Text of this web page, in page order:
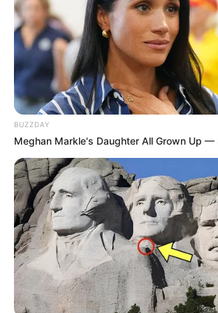
1. Chinelo de pneu
Neste passo a passo, docanal Arte
você vai aprender a fazer um
confeccionado com borracha de
ferramentas certas, essaideia com
BUZZDAY
Meghan Markle's Daughter All Grown Up —